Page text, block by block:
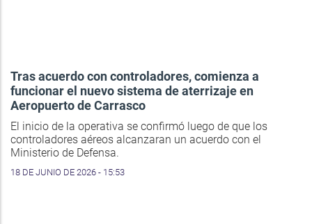
Tras acuerdo con controladores, comienza a
funcionar el nuevo sistema de aterrizaje en
Aeropuerto de Carrasco
El inicio de la operativa se confirmó luego de que los
controladores aéreos alcanzaran un acuerdo con el
Ministerio de Defensa.
18 DE JUNIO DE 2026 - 15:53